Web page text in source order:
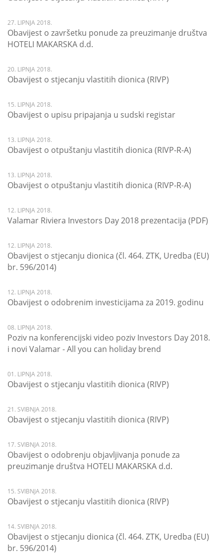
27. LIPNJA 2018.
Obavijest o završetku ponude za preuzimanje društva
HOTELI MAKARSKA d.d.
20. LIPNJA 2018.
Obavijest o stjecanju vlastitih dionica (RIVP)
15. LIPNJA 2018.
Obavijest o upisu pripajanja u sudski registar
13. LIPNJA 2018.
Obavijest o otpuštanju vlastitih dionica (RIVP-R-A)
13. LIPNJA 2018.
Obavijest o otpuštanju vlastitih dionica (RIVP-R-A)
12. LIPNJA 2018.
Valamar Riviera Investors Day 2018 prezentacija (PDF)
12. LIPNJA 2018.
Obavijest o stjecanju dionica (čl. 464. ZTK, Uredba (EU)
br. 596/2014)
12. LIPNJA 2018.
Obavijest o odobrenim investicijama za 2019. godinu
08. LIPNJA 2018.
Poziv na konferencijski video poziv Investors Day 2018.
i novi Valamar - All you can holiday brend
01. LIPNJA 2018.
Obavijest o stjecanju vlastitih dionica (RIVP)
21. SVIBNJA 2018.
Obavijest o stjecanju vlastitih dionica (RIVP)
17. SVIBNJA 2018.
Obavijest o odobrenju objavljivanja ponude za
preuzimanje društva HOTELI MAKARSKA d.d.
15. SVIBNJA 2018.
Obavijest o stjecanju vlastitih dionica (RIVP)
14. SVIBNJA 2018.
Obavijest o stjecanju dionica (čl. 464. ZTK, Uredba (EU)
br. 596/2014)